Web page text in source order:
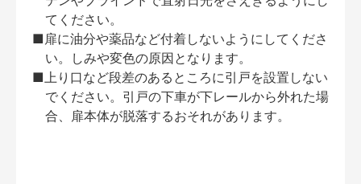
てください。
■扉に油分や薬品など付着しないようにしてくださ
い。しみや変色の原因となります。
■上り口など段差のあるところに引戸を設置しない
でください。引戸の下車が下レールから外れた場
合、扉本体が脱落するおそれがあります。